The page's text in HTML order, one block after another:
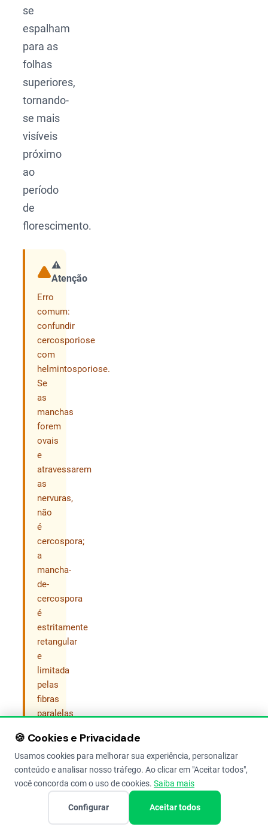
se
espalham
para as
folhas
superiores,
tornando-
se mais
visíveis
próximo
ao
período
de
florescimento.
⚠️
Atenção
Erro
comum:
confundir
cercosporiose
com
helmintosporiose.
Se
as
manchas
forem
ovais
e
atravessarem
as
nervuras,
não
é
cercospora;
a
mancha-
de-
cercospora
é
estritamente
retangular
e
limitada
pelas
fibras
paralelas
folha.
As
🍪 Cookies e Privacidade
Usamos cookies para melhorar sua experiência, personalizar
conteúdo e analisar nosso tráfego. Ao clicar em "Aceitar todos",
você concorda com o uso de cookies. Saiba mais
Configurar Aceitar todos